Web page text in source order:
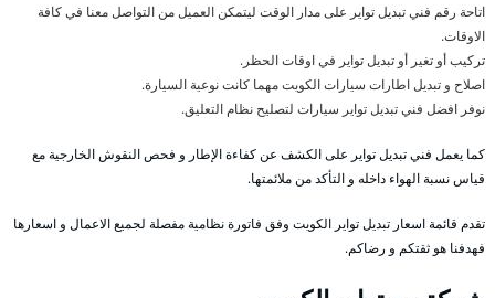
اتاحة رقم فني تبديل تواير على مدار الوقت ليتمكن العميل من التواصل معنا في كافة
الاوقات.
تركيب أو تغير أو تبديل تواير في اوقات الحظر.
اصلاح و تبديل اطارات سيارات الكويت مهما كانت نوعية السيارة.
نوفر افضل فني تبديل تواير سيارات لتصليح نظام التعليق.
كما يعمل فني تبديل تواير على الكشف عن كفاءة الإطار و فحص النقوش الخارجية مع
قياس نسبة الهواء داخله و التأكد من ملائمتها.
تقدم قائمة اسعار تبديل تواير الكويت وفق فاتورة نظامية مفصلة لجميع الاعمال و اسعارها
فهدفنا هو ثقتكم و رضاكم.